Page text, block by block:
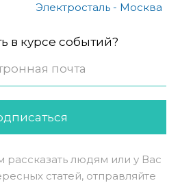
Электросталь - Москва
в курсе событий?
рассказать людям или у Вас
статей, отправляйте